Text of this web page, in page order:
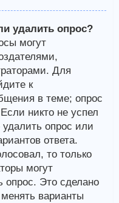
удалить опрос?
могут
Для
к
в теме; опрос
никто не успел
опрос или
ответа.
то только
могут
опрос. Это сделано
варианты